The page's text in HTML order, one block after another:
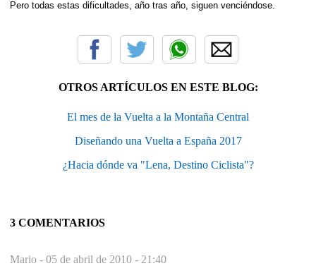
Pero todas estas dificultades, año tras año, siguen venciéndose.
OTROS ARTÍCULOS EN ESTE BLOG:
El mes de la Vuelta a la Montaña Central
Diseñando una Vuelta a España 2017
¿Hacia dónde va "Lena, Destino Ciclista"?
3 COMENTARIOS
Mario - 05 de abril de 2010 - 21:40